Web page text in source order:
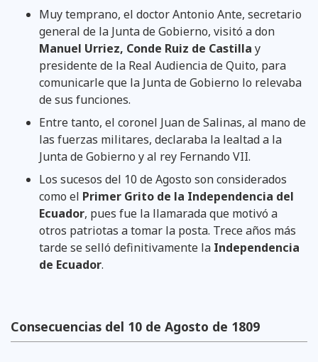
Muy temprano, el doctor Antonio Ante, secretario
general de la Junta de Gobierno, visitó a don
Manuel Urriez, Conde Ruiz de Castilla y
presidente de la Real Audiencia de Quito, para
comunicarle que la Junta de Gobierno lo relevaba
de sus funciones.
Entre tanto, el coronel Juan de Salinas, al mano de
las fuerzas militares, declaraba la lealtad a la
Junta de Gobierno y al rey Fernando VII.
Los sucesos del 10 de Agosto son considerados
como el Primer Grito de la Independencia del
Ecuador, pues fue la llamarada que motivó a
otros patriotas a tomar la posta. Trece años más
tarde se selló definitivamente la Independencia
de Ecuador.
Consecuencias del 10 de Agosto de 1809